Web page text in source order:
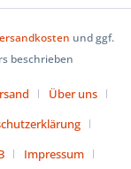
und ggf.
beschrieben
Über uns
Impressum